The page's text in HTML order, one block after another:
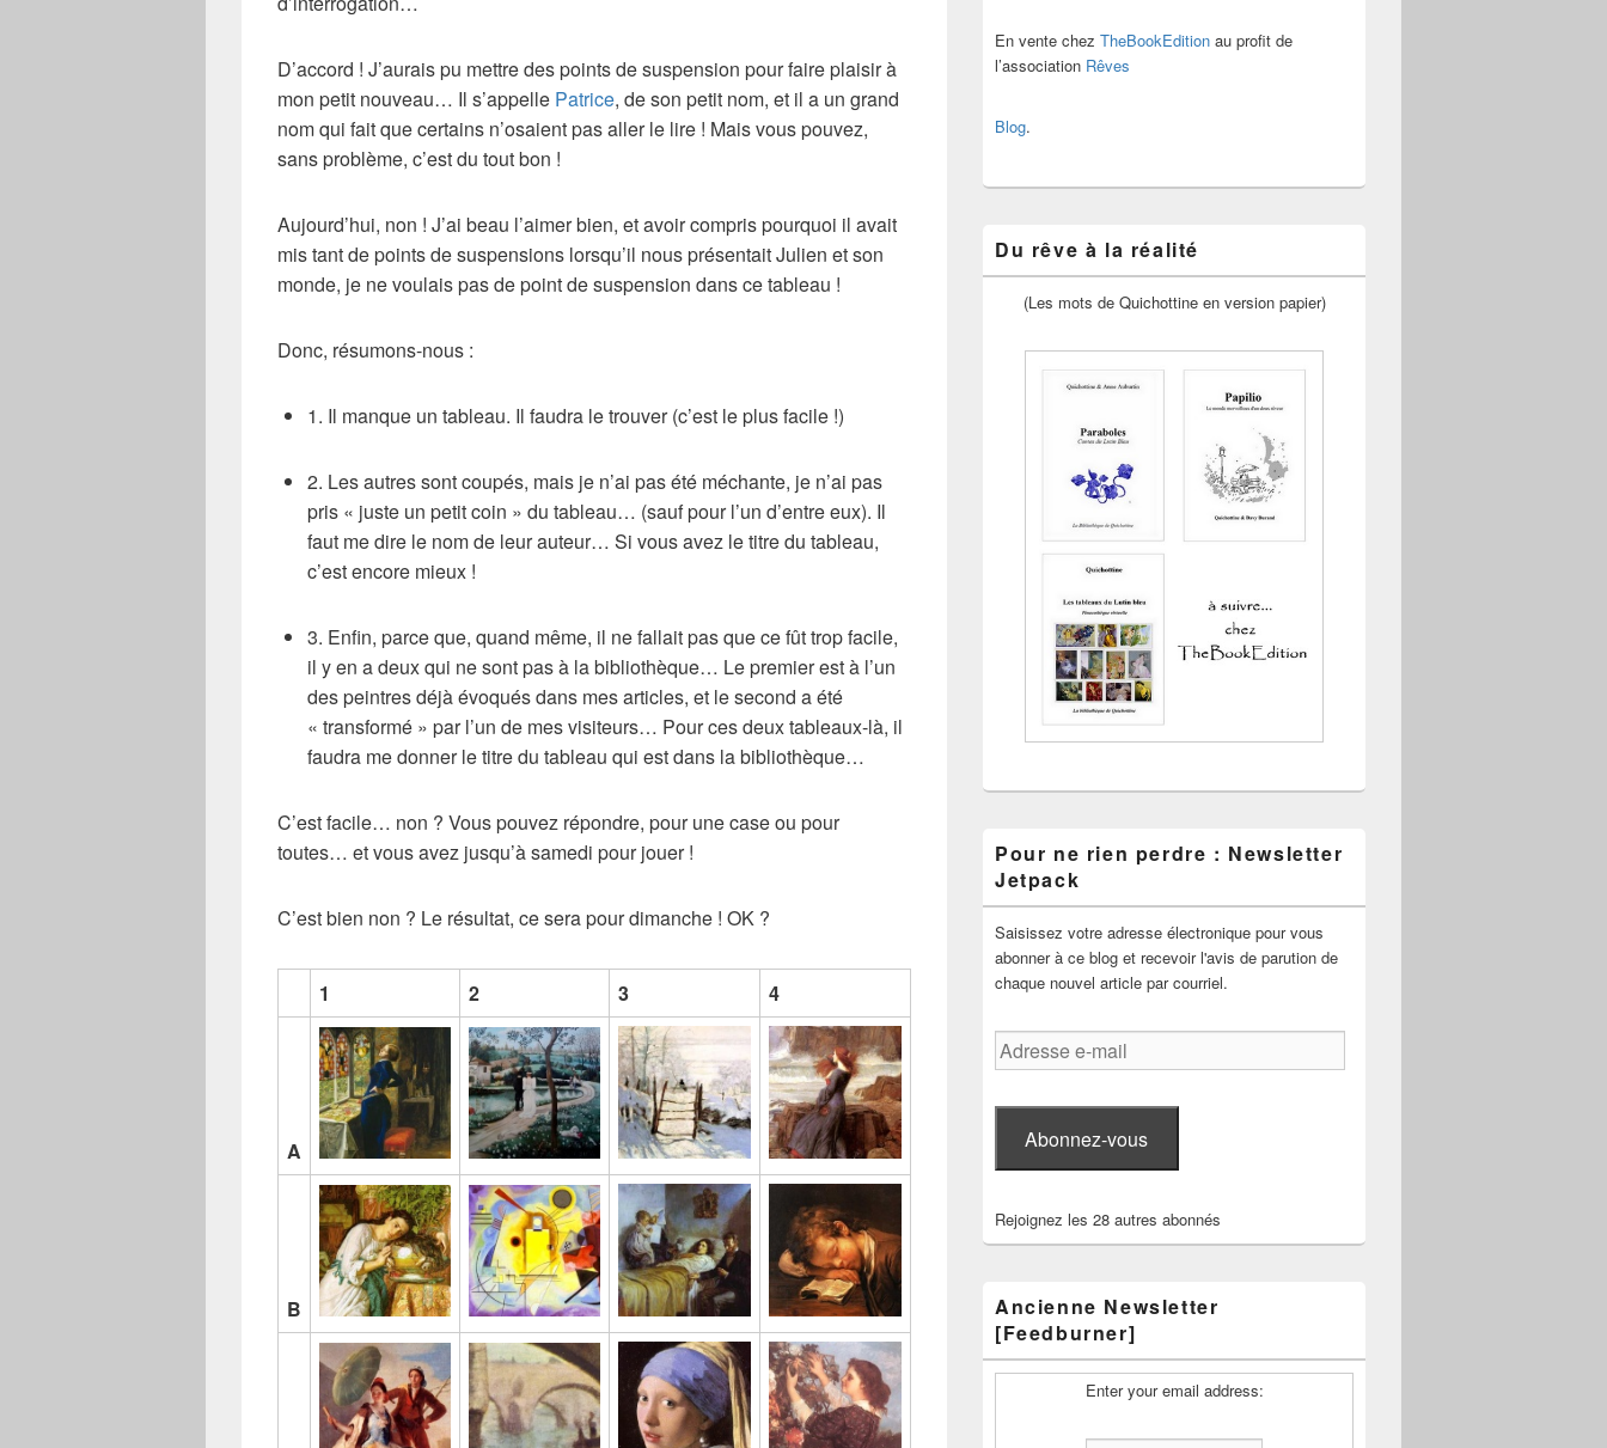
D’accord ! J’aurais pu mettre des points de suspension pour faire plaisir à
mon petit nouveau… Il s’appelle Patrice, de son petit nom, et il a un grand
nom qui fait que certains n’osaient pas aller le lire ! Mais vous pouvez,
sans problème, c’est du tout bon !
Aujourd’hui, non ! J’ai beau l’aimer bien, et avoir compris pourquoi il avait
mis tant de points de suspensions lorsqu’il nous présentait Julien et son
monde, je ne voulais pas de point de suspension dans ce tableau !
Donc, résumons-nous :
1. Il manque un tableau. Il faudra le trouver (c’est le plus facile !)
2. Les autres sont coupés, mais je n’ai pas été méchante, je n’ai pas
pris « juste un petit coin » du tableau… (sauf pour l’un d’entre eux). Il
faut me dire le nom de leur auteur… Si vous avez le titre du tableau,
c’est encore mieux !
3. Enfin, parce que, quand même, il ne fallait pas que ce fût trop facile,
il y en a deux qui ne sont pas à la bibliothèque… Le premier est à l’un
des peintres déjà évoqués dans mes articles, et le second a été
« transformé » par l’un de mes visiteurs… Pour ces deux tableaux-là, il
faudra me donner le titre du tableau qui est dans la bibliothèque…
C’est facile… non ? Vous pouvez répondre, pour une case ou pour
toutes… et vous avez jusqu’à samedi pour jouer !
C’est bien non ? Le résultat, ce sera pour dimanche ! OK ?
1 2 3 4
A
B
En vente chez TheBookEdition au profit de
l’association Rêves
Blog.
Du rêve à la réalité
(Les mots de Quichottine en version papier)
Pour ne rien perdre : Newsletter
Jetpack
Saisissez votre adresse électronique pour vous
abonner à ce blog et recevoir l'avis de parution de
chaque nouvel article par courriel.
Adresse
e-
Abonnez-vous
Rejoignez les 28 autres abonnés
Ancienne Newsletter
[Feedburner]
Enter your email address: